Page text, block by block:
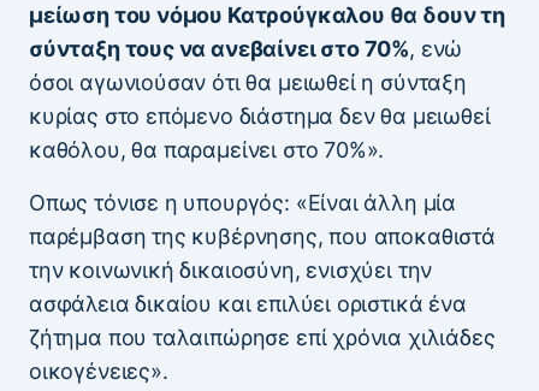
μείωση του νόμου Κατρούγκαλου θα δουν τη
σύνταξη τους να ανεβαίνει στο 70%, ενώ
όσοι αγωνιούσαν ότι θα μειωθεί η σύνταξη
κυρίας στο επόμενο διάστημα δεν θα μειωθεί
καθόλου, θα παραμείνει στο 70%».
Οπως τόνισε η υπουργός: «Eίναι άλλη μία
παρέμβαση της κυβέρνησης, που αποκαθιστά
την κοινωνική δικαιοσύνη, ενισχύει την
ασφάλεια δικαίου και επιλύει οριστικά ένα
ζήτημα που ταλαιπώρησε επί χρόνια χιλιάδες
οικογένειες».